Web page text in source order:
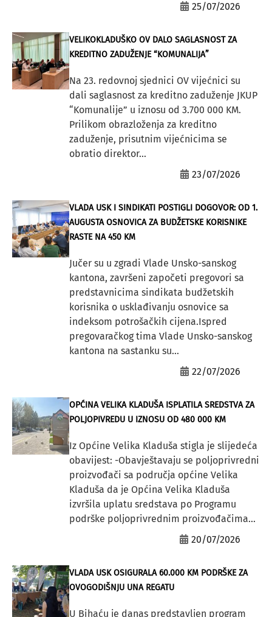
25/07/2026
VELIKOKLADUŠKO OV DALO SAGLASNOST ZA
KREDITNO ZADUŽENJE “KOMUNALIJA”
Na 23. redovnoj sjednici OV vijećnici su
dali saglasnost za kreditno zaduženje JKUP
“Komunalije” u iznosu od 3.700 000 KM.
Prilikom obrazloženja za kreditno
zaduženje, prisutnim vijećnicima se
obratio direktor...
23/07/2026
VLADA USK I SINDIKATI POSTIGLI DOGOVOR: OD 1.
AUGUSTA OSNOVICA ZA BUDŽETSKE KORISNIKE
RASTE NA 450 KM
Jučer su u zgradi Vlade Unsko-sanskog
kantona, završeni započeti pregovori sa
predstavnicima sindikata budžetskih
korisnika o usklađivanju osnovice sa
indeksom potrošačkih cijena.Ispred
pregovaračkog tima Vlade Unsko-sanskog
kantona na sastanku su...
22/07/2026
OPĆINA VELIKA KLADUŠA ISPLATILA SREDSTVA ZA
POLJOPIVREDU U IZNOSU OD 480 000 KM
Iz Općine Velika Kladuša stigla je slijedeća
obavijest: -Obavještavaju se poljoprivredni
proizvođači sa područja općine Velika
Kladuša da je Općina Velika Kladuša
izvršila uplatu sredstava po Programu
podrške poljoprivrednim proizvođačima...
20/07/2026
VLADA USK OSIGURALA 60.000 KM PODRŠKE ZA
OVOGODIŠNJU UNA REGATU
U Bihaću je danas predstavljen program